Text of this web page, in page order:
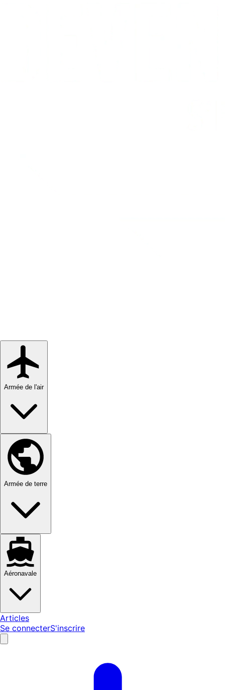
Armée de l'air
Armée de terre
Aéronavale
Articles
Se connecterS'inscrire